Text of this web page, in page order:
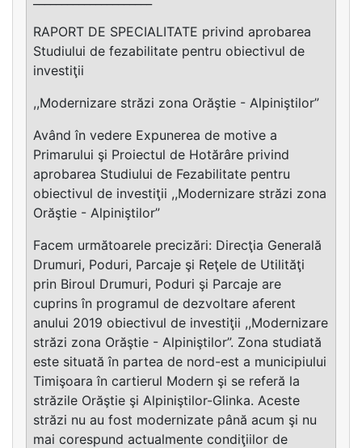
RAPORT DE SPECIALITATE privind aprobarea
Studiului de fezabilitate pentru obiectivul de
investiţii
,,Modernizare străzi zona Orăştie - Alpiniştilor”
Având în vedere Expunerea de motive a
Primarului şi Proiectul de Hotărâre privind
aprobarea Studiului de Fezabilitate pentru
obiectivul de investiţii ,,Modernizare străzi zona
Orăştie - Alpiniştilor”
Facem următoarele precizări: Direcţia Generală
Drumuri, Poduri, Parcaje şi Reţele de Utilităţi
prin Biroul Drumuri, Poduri şi Parcaje are
cuprins în programul de dezvoltare aferent
anului 2019 obiectivul de investiţii ,,Modernizare
străzi zona Orăştie - Alpiniştilor”. Zona studiată
este situată în partea de nord-est a municipiului
Timişoara în cartierul Modern şi se referă la
străzile Orăştie şi Alpiniştilor-Glinka. Aceste
străzi nu au fost modernizate până acum şi nu
mai corespund actualmente condiţiilor de